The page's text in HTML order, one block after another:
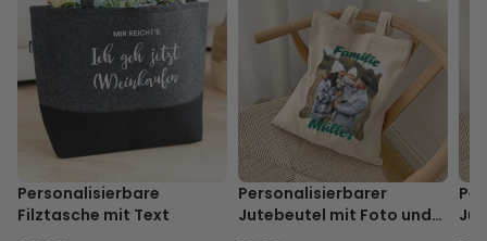
Personalisierbare
Filztasche mit Text
Personalisierbarer
Jutebeutel mit Foto und
Text